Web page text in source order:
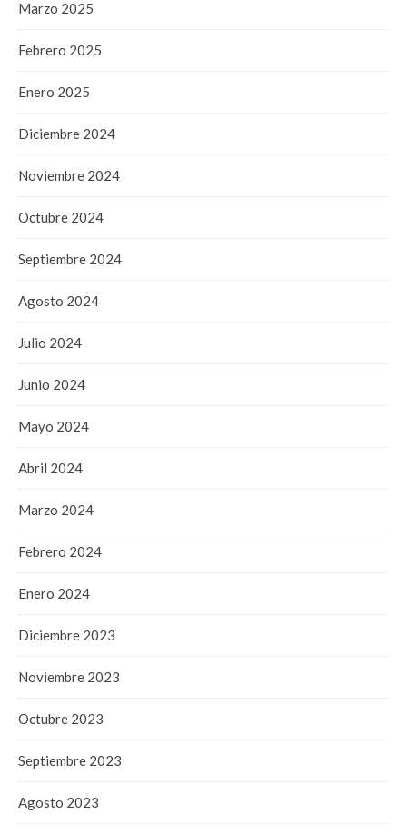
Marzo 2025
Febrero 2025
Enero 2025
Diciembre 2024
Noviembre 2024
Octubre 2024
Septiembre 2024
Agosto 2024
Julio 2024
Junio 2024
Mayo 2024
Abril 2024
Marzo 2024
Febrero 2024
Enero 2024
Diciembre 2023
Noviembre 2023
Octubre 2023
Septiembre 2023
Agosto 2023